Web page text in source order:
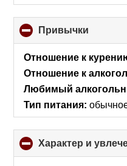
Привычки
to
Отношение к
Отношение к
Любимый
Тип питания:
Характер и